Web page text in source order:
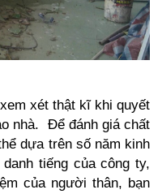
xét thật kĩ khi quyết
nhà. Để đánh giá chất
dựa trên số năm kinh
tiếng của công ty,
của người thân, bạn